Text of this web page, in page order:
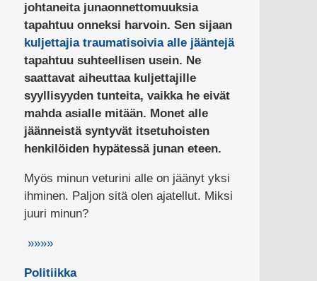
johtaneita junaonnettomuuksia
tapahtuu onneksi harvoin. Sen sijaan
kuljettajia traumatisoivia alle jääntejä
tapahtuu suhteellisen usein. Ne
saattavat aiheuttaa kuljettajille
syyllisyyden tunteita, vaikka he eivät
mahda asialle mitään. Monet alle
jäänneistä syntyvät itsetuhoisten
henkilöiden hypätessä junan eteen.
Myös minun veturini alle on jäänyt yksi
ihminen. Paljon sitä olen ajatellut. Miksi
juuri minun?
»»»»
Politiikka